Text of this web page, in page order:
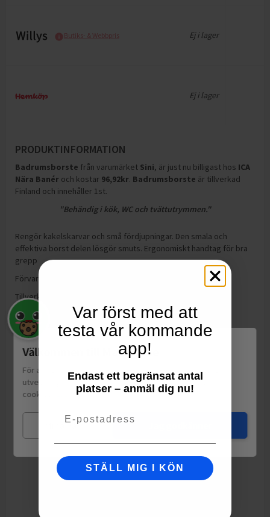
Butiks- & Webbpris Ej i lager
Ej i lager
PRODUKTINFORMATION
Badrumsborste från varumärket Sini, är just nu billigast hos ICA
Nära Banér och kostar 96,92kr. Badrumsborste är tillverkad
Finland och innehåller 1st.
"Behändig i kök, WC och tvättutrymmen."
Rengör kakelskarvar och små fördjupningar. Den smala och
effektiva borst delen lösgör smuts. Ergonomiskt handtag för bra
grepp
Förvaring:
Tillverkning:
Välkommen till Matspar.se
För att leverera en personlig upplevelse, mäta sajtens
utveckling och ha sociala medier-koppling använder vi
cookies.
Läs mer
Mina val
Var först med att
testa vår kommande
app!
Endast ett begränsat antal
platser – anmäl dig nu!
STÄLL MIG I KÖN